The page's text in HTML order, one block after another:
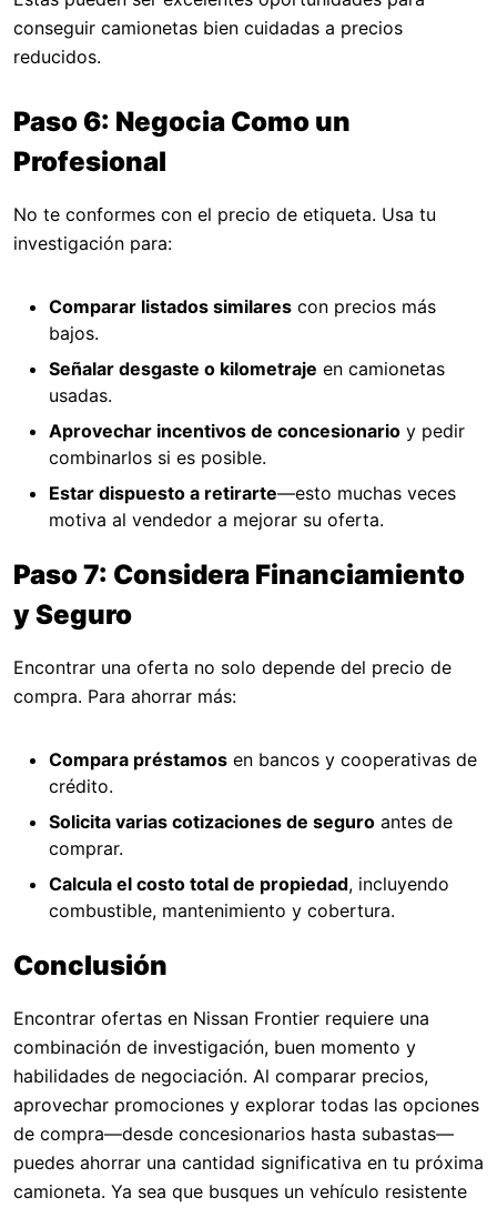
conseguir camionetas bien cuidadas a precios
reducidos.
Paso 6: Negocia Como un
Profesional
No te conformes con el precio de etiqueta. Usa tu
investigación para:
Comparar listados similares con precios más
bajos.
Señalar desgaste o kilometraje en camionetas
usadas.
Aprovechar incentivos de concesionario y pedir
combinarlos si es posible.
Estar dispuesto a retirarte—esto muchas veces
motiva al vendedor a mejorar su oferta.
Paso 7: Considera Financiamiento
y Seguro
Encontrar una oferta no solo depende del precio de
compra. Para ahorrar más:
Compara préstamos en bancos y cooperativas de
crédito.
Solicita varias cotizaciones de seguro antes de
comprar.
Calcula el costo total de propiedad, incluyendo
combustible, mantenimiento y cobertura.
Conclusión
Encontrar ofertas en Nissan Frontier requiere una
combinación de investigación, buen momento y
habilidades de negociación. Al comparar precios,
aprovechar promociones y explorar todas las opciones
de compra—desde concesionarios hasta subastas—
puedes ahorrar una cantidad significativa en tu próxima
camioneta. Ya sea que busques un vehículo resistente